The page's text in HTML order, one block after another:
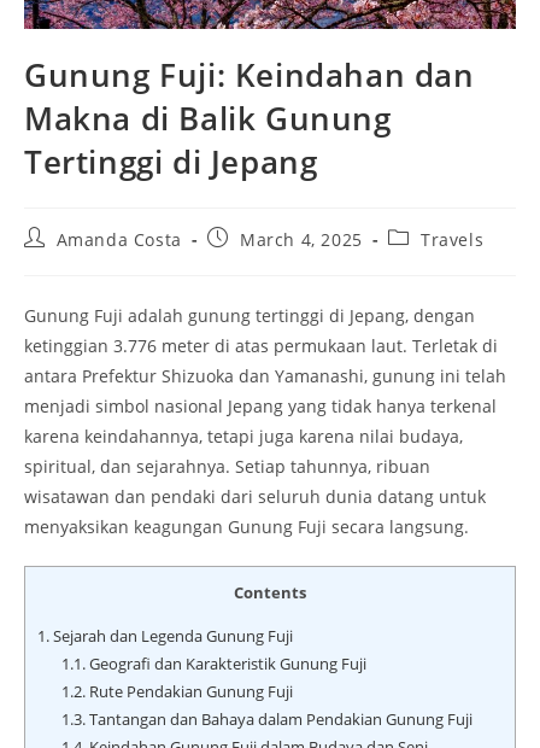
Gunung Fuji: Keindahan dan
Makna di Balik Gunung
Tertinggi di Jepang
PostAmanda Costa
PostMarch 4, 2025
PostTravels
Gunung Fuji adalah gunung tertinggi di Jepang, dengan
ketinggian 3.776 meter di atas permukaan laut. Terletak di
antara Prefektur Shizuoka dan Yamanashi, gunung ini telah
menjadi simbol nasional Jepang yang tidak hanya terkenal
karena keindahannya, tetapi juga karena nilai budaya,
spiritual, dan sejarahnya. Setiap tahunnya, ribuan
wisatawan dan pendaki dari seluruh dunia datang untuk
menyaksikan keagungan Gunung Fuji secara langsung.
Contents
1.Sejarah dan Legenda Gunung Fuji
1.1.Geografi dan Karakteristik Gunung Fuji
1.2.Rute Pendakian Gunung Fuji
1.3.Tantangan dan Bahaya dalam Pendakian Gunung Fuji